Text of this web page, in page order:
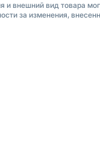
и внешний вид товара
за изменения,